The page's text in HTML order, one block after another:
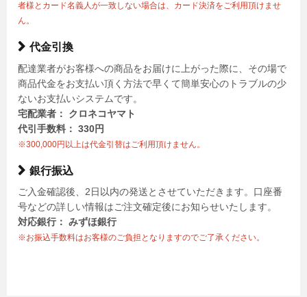
者様とカード名義人が一致しない場合は、カード決済をご利用頂けませ
ん。
代金引換
配達業者がお客様への商品をお届けに上がった際に、その場で
商品代金をお支払い頂く方法で早くて簡単安心のトラブルの少
ないお支払いシステムです。
宅配業者： クロネコヤマト
代引手数料： 330円
※300,000円以上は代金引替はご利用頂けません。
銀行振込
ご入金確認後、2日以内の発送とさせていただきます。口座番
号などの詳しい情報はご注文確定後にお知らせいたします。
対応銀行： みずほ銀行
※お振込手数料はお客様のご負担となりますのでご了承ください。